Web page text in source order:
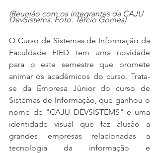
(Reunião com os integrantes da CAJU
DevSistems. Foto: Tércio Gomes)
O Curso de Sistemas de Informação da
Faculdade FIED tem uma novidade
para o este semestre que promete
animar os acadêmicos do curso. Trata-
se da Empresa Júnior do curso de
Sistemas de Informação, que ganhou o
nome de "CAJU DEVSISTEMS" e uma
identidade visual que faz alusão a
grandes empresas relacionadas a
tecnologia da informação e